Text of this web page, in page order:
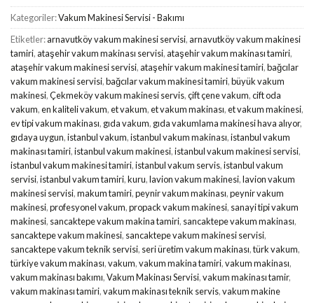
Kategoriler:Vakum Makinesi Servisi - Bakımı
Etiketler:arnavutköy vakum makinesi servisi,arnavutköy vakum makinesi
tamiri,ataşehir vakum makinası servisi,ataşehir vakum makinası tamiri,
ataşehir vakum makinesi servisi,ataşehir vakum makinesi tamiri,bağcılar
vakum makinesi servisi,bağcılar vakum makinesi tamiri,büyük vakum
makinesi,Çekmeköy vakum makinesi servis,çift çene vakum,cift oda
vakum,en kaliteli vakum,et vakum,et vakum makinası,et vakum makinesi,
ev tipi vakum makinası, gıda vakum, gıda vakumlama makinesi hava alıyor,
gıdaya uygun,istanbul vakum,istanbul vakum makinası,istanbul vakum
makinası tamiri,istanbul vakum makinesi,istanbul vakum makinesi servisi,
istanbul vakum makinesi tamiri,istanbul vakum servis,istanbul vakum
servisi,istanbul vakum tamiri,kuru,lavion vakum makinesi,lavion vakum
makinesi servisi,makum tamiri,peynir vakum makinası,peynir vakum
makinesi,profesyonel vakum,propack vakum makinesi, sanayi tipi vakum
makinesi, sancaktepe vakum makina tamiri, sancaktepe vakum makinası,
sancaktepe vakum makinesi, sancaktepe vakum makinesi servisi,
sancaktepe vakum teknik servisi, seri üretim vakum makinası,türk vakum,
türkiye vakum makinası,vakum,vakum makina tamiri,vakum makinası,
vakum makinası bakımı,Vakum Makinası Servisi,vakum makinası tamir,
vakum makinası tamiri,vakum makinası teknik servis,vakum makine